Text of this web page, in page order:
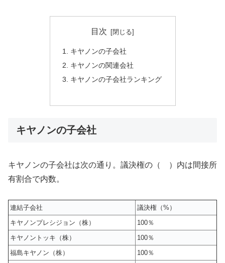
目次
キヤノンの子会社
キヤノンの関連会社
キヤノンの子会社ランキング
キヤノンの子会社
キヤノンの子会社は次の通り。議決権の（ ）内は間接所
有割合で内数。
連結子会社
議決権（%）
キヤノンプレシジョン（株）
100％
キヤノントッキ（株）
100％
福島キヤノン（株）
100％